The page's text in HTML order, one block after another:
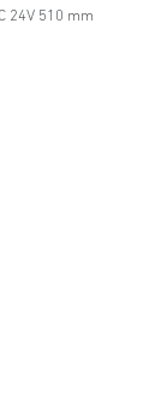
24V 510 mm